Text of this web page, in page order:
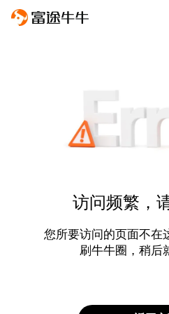
访问频繁，
您所要访问的页面不在
刷牛牛圈，稍后